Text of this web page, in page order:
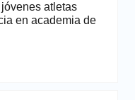
atletas
en academia de